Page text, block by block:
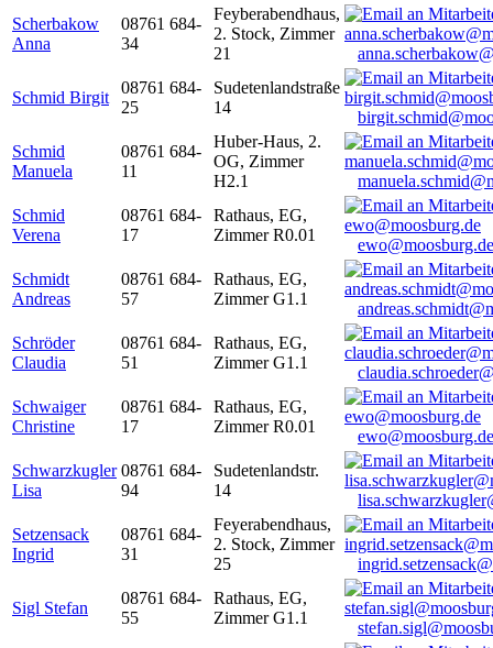
Scherbakow
Anna
08761 684-
34
Feyberabendhaus,
2. Stock, Zimmer
21
Schmid Birgit
08761 684-
25
Sudetenlandstraße
14
Schmid
Manuela
08761 684-
11
Huber-Haus, 2.
OG, Zimmer
H2.1
Schmid
Verena
08761 684-
17
Rathaus, EG,
Zimmer R0.01
ewo@moosburg.de
Schmidt
Andreas
08761 684-
57
Rathaus, EG,
Zimmer G1.1
Schröder
Claudia
08761 684-
51
Rathaus, EG,
Zimmer G1.1
Schwaiger
Christine
08761 684-
17
Rathaus, EG,
Zimmer R0.01
ewo@moosburg.de
Schwarzkugler
Lisa
08761 684-
94
Sudetenlandstr.
14
Setzensack
Ingrid
08761 684-
31
Feyerabendhaus,
2. Stock, Zimmer
25
Sigl Stefan
08761 684-
55
Rathaus, EG,
Zimmer G1.1